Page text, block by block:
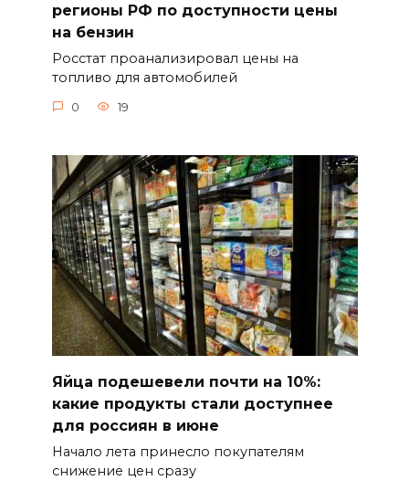
регионы РФ по доступности цены
на бензин
Росстат проанализировал цены на
топливо для автомобилей
0 19
Яйца подешевели почти на 10%:
какие продукты стали доступнее
для россиян в июне
Начало лета принесло покупателям
снижение цен сразу